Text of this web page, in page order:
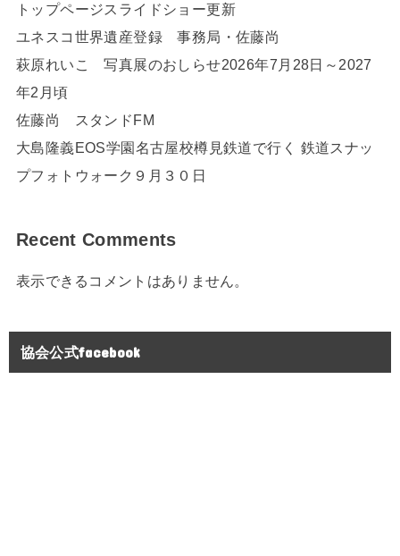
トップページスライドショー更新
ユネスコ世界遺産登録 事務局・佐藤尚
萩原れいこ 写真展のおしらせ2026年7月28日～2027
年2月頃
佐藤尚 スタンドFM
大島隆義EOS学園名古屋校樽見鉄道で行く 鉄道スナッ
プフォトウォーク９月３０日
Recent Comments
表示できるコメントはありません。
協会公式facebook